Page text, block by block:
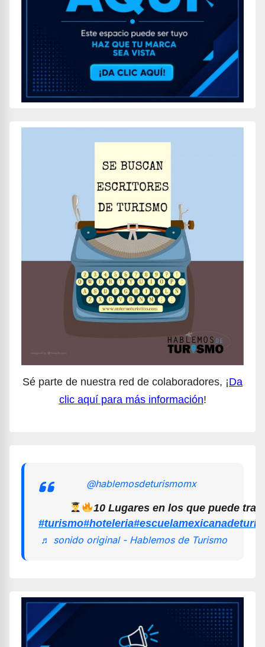
Sé parte de nuestra red de colaboradores, ¡Da
clic aquí para más información!
@hablemosdeturismomx
10 Lugares en los que puede
#turismo#hoteleria
♬ sonido original - Hablemos de Turismo